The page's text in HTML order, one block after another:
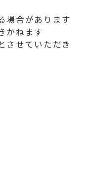
場合があります
かねます
させていただき